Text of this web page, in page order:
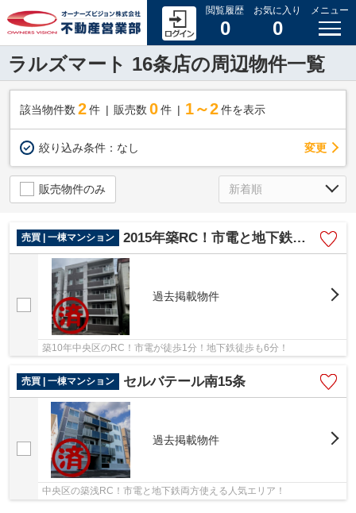
閲覧履歴
0
お気に入り
0
メニュー
ラルズマート 16条店の周辺物件一覧
該当物件数 2件 販売数 0 件 1～2 件を表示
絞り込み条件： なし 変更
販売物件のみ
売買 | 一棟マンション 2015年築RC！市電と地下鉄ダブルアクセス可！
過去掲載物件
築10年中央区のRC！市電が徒歩1分！地下鉄徒歩も6分！
売買 | 一棟マンション セルバテール南15条
過去掲載物件
中央区の築浅RC！市電と地下鉄両方使える人気エリア！